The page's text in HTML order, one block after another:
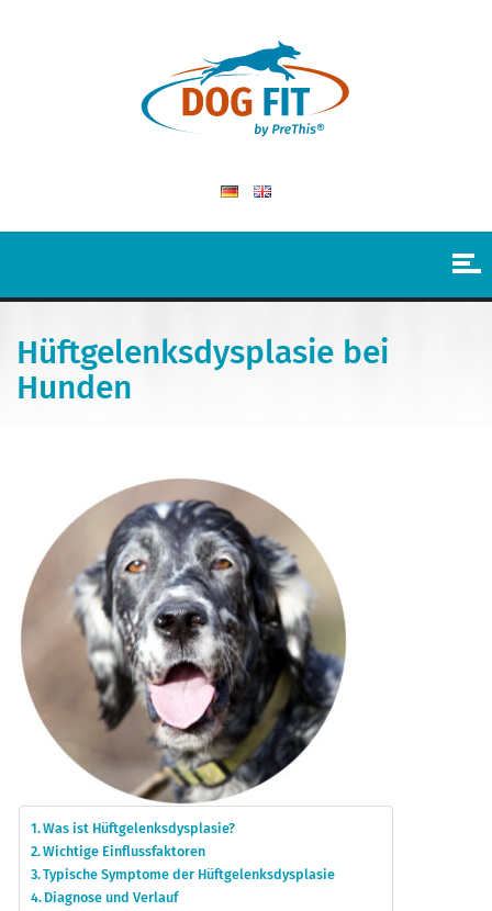
Hüftgelenksdysplasie bei
Hunden
Was ist Hüftgelenksdysplasie?
Wichtige Einflussfaktoren
Typische Symptome der Hüftgelenksdysplasie
Diagnose und Verlauf